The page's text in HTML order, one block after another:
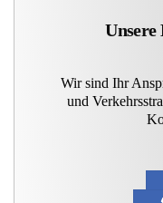
Wir sind Ihr
und